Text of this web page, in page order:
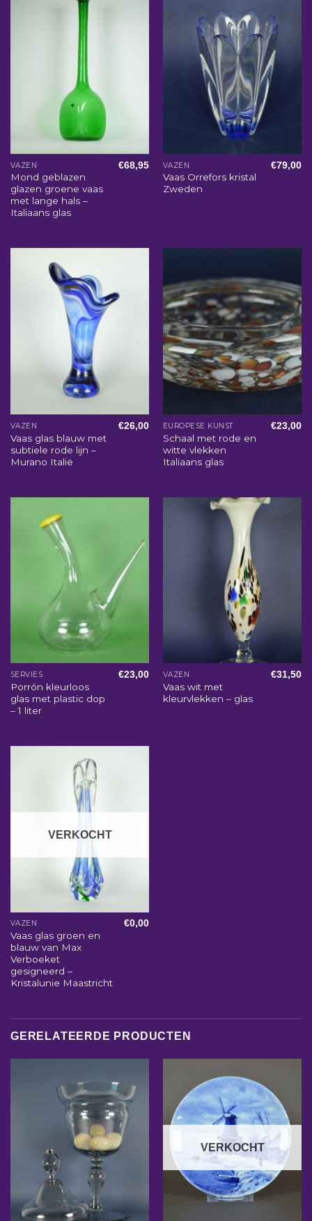
VAZEN
Mond geblazen
glazen groene vaas
met lange hals –
Italiaans glas
€68,95 VAZEN
Vaas Orrefors kristal
Zweden
€79,00
VAZEN
Vaas glas blauw met
subtiele rode lijn –
Murano Italië
€26,00 EUROPESE KUNST
Schaal met rode en
witte vlekken
Italiaans glas
€23,00
SERVIES
Porrón kleurloos
glas met plastic dop
– 1 liter
€23,00 VAZEN
Vaas wit met
kleurvlekken – glas
€31,50
VERKOCHT
VAZEN
Vaas glas groen en
blauw van Max
Verboeket
gesigneerd –
Kristalunie Maastricht
€0,00
GERELATEERDE PRODUCTEN
VERKOCHT